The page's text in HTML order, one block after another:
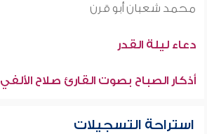
محمد شعبان أبو قرن
دعاء ليلة القدر
أذكار الصباح بصوت القارئ صلاح الألفي
استراحة التسجيلات